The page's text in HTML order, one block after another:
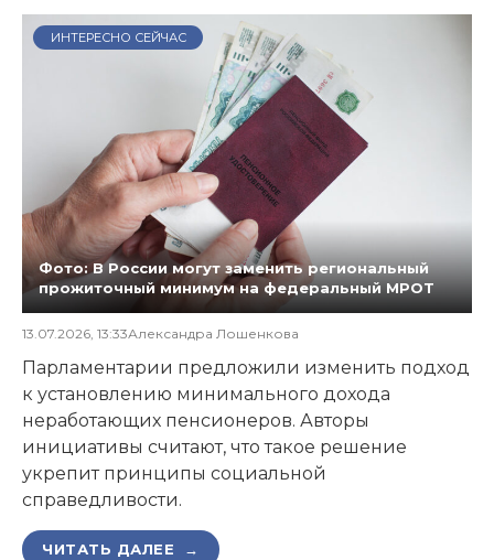
ИНТЕРЕСНО СЕЙЧАС
Фото: В России могут заменить региональный
прожиточный минимум на федеральный МРОТ
13.07.2026, 13:33Александра Лошенкова
Парламентарии предложили изменить подход
к установлению минимального дохода
неработающих пенсионеров. Авторы
инициативы считают, что такое решение
укрепит принципы социальной
справедливости.
ЧИТАТЬ ДАЛЕЕ →